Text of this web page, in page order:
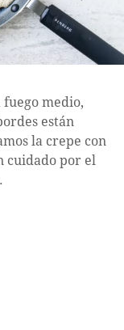
medio,
están
la crepe con
cuidado por el